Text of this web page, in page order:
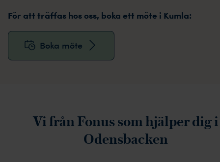
För att träffas hos oss, boka ett möte i Kumla:
Boka möte
Vi från Fonus som hjälper dig i
Odensbacken